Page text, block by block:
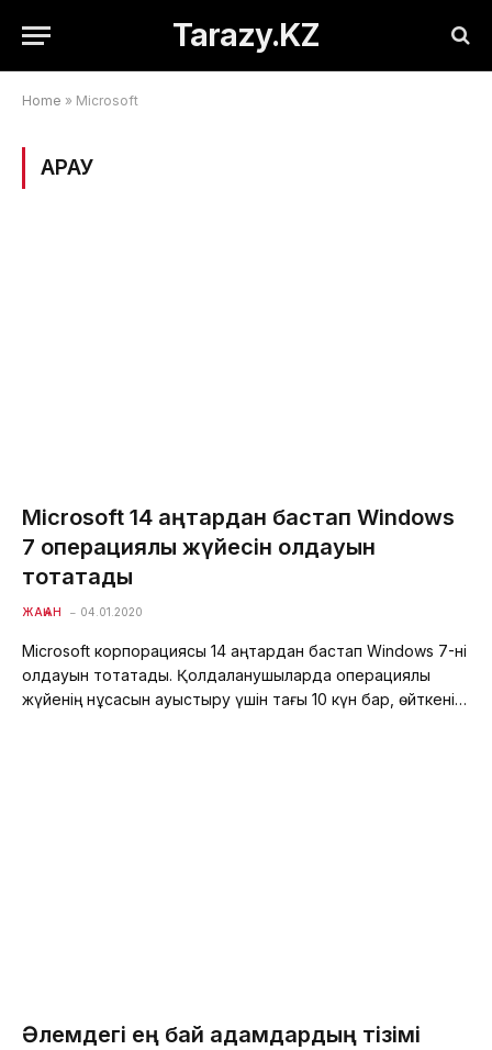
Tarazy.KZ
Home » Microsoft
ҚАРАУ
Microsoft 14 қаңтардан бастап Windows
7 операциялық жүйесін қолдауын
тоқтатады
ЖАҺАН 04.01.2020
Microsoft корпорациясы 14 қаңтардан бастап Windows 7-ні
қолдауын тоқтатады. Қолдаланушыларда операциялық
жүйенің нұсқасын ауыстыру үшін тағы 10 күн бар, өйткені…
Әлемдегі ең бай адамдардың тізімі